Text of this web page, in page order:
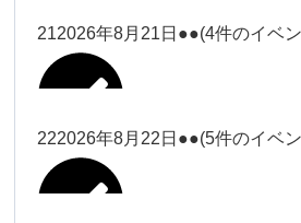
院長
ー18時）
Close Close
2026年8月9日
2026年8月10日
院長
武井
Close
2026年8月11日
関谷（17-
19時）
Close
武井
2026年8月14日
Close
武井
2026年8月16日
武井(9時ー
大西
Close Close
大西
2026年8月17日
2026年8月18日
大西（9時
冨田
冨田
冨田
212026年8月21日 ●●(4件のイベ
塩川
222026年8月22日 ●●(5件のイベ